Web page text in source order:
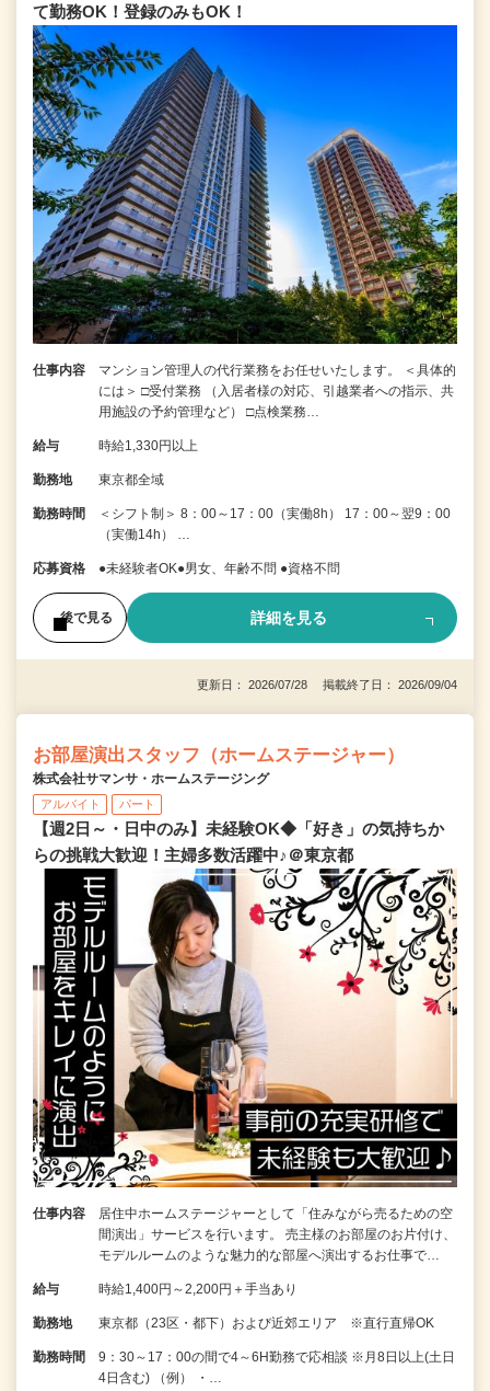
て勤務OK！登録のみもOK！
仕事内容
マンション管理人の代行業務をお任せいたします。 ＜具体的
には＞ □受付業務 （入居者様の対応、引越業者への指示、共
用施設の予約管理など） □点検業務…
給与 時給1,330円以上
勤務地 東京都全域
勤務時間
＜シフト制＞ 8：00～17：00（実働8h） 17：00～翌9：00
（実働14h） …
応募資格 ●未経験者OK●男女、年齢不問 ●資格不問
後で見る 詳細を見る
更新日： 2026/07/28 掲載終了日： 2026/09/04
お部屋演出スタッフ（ホームステージャー）
株式会社サマンサ・ホームステージング
アルバイト パート
【週2日～・日中のみ】未経験OK◆「好き」の気持ちか
らの挑戦大歓迎！主婦多数活躍中♪＠東京都
仕事内容
居住中ホームステージャーとして「住みながら売るための空
間演出」サービスを行います。 売主様のお部屋のお片付け、
モデルルームのような魅力的な部屋へ演出するお仕事で…
給与 時給1,400円～2,200円＋手当あり
勤務地 東京都（23区・都下）および近郊エリア ※直行直帰OK
勤務時間
9：30～17：00の間で4～6H勤務で応相談 ※月8日以上(土日
4日含む) （例） ・…